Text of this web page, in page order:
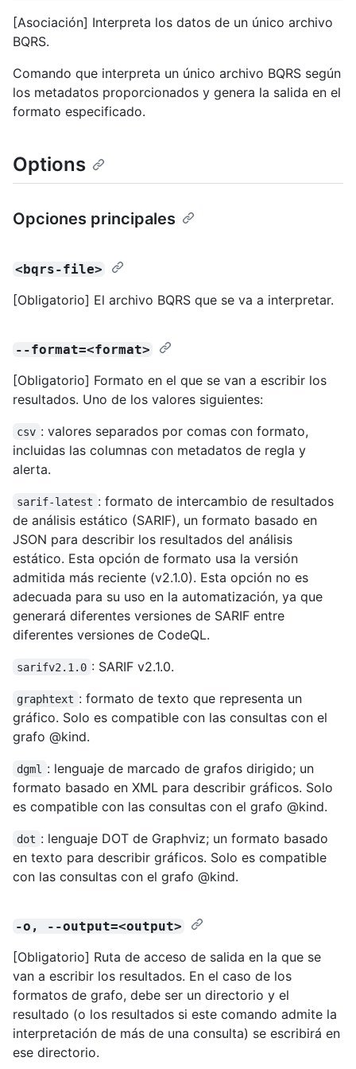
[Asociación] Interpreta los datos de un único archivo
BQRS.
Comando que interpreta un único archivo BQRS según
los metadatos proporcionados y genera la salida en el
formato especificado.
Options
Opciones principales
<bqrs-file>
[Obligatorio] El archivo BQRS que se va a interpretar.
--format=<format>
[Obligatorio] Formato en el que se van a escribir los
resultados. Uno de los valores siguientes:
csv : valores separados por comas con formato,
incluidas las columnas con metadatos de regla y
alerta.
sarif-latest : formato de intercambio de resultados
de análisis estático (SARIF), un formato basado en
JSON para describir los resultados del análisis
estático. Esta opción de formato usa la versión
admitida más reciente (v2.1.0). Esta opción no es
adecuada para su uso en la automatización, ya que
generará diferentes versiones de SARIF entre
diferentes versiones de CodeQL.
sarifv2.1.0 : SARIF v2.1.0.
graphtext : formato de texto que representa un
gráfico. Solo es compatible con las consultas con el
grafo @kind.
dgml
: lenguaje de marcado de grafos dirigido; un
formato basado en XML para describir gráficos. Solo
es compatible con las consultas con el grafo @kind.
dot : lenguaje DOT de Graphviz; un formato basado
en texto para describir gráficos. Solo es compatible
con las consultas con el grafo @kind.
-o, --output=<output>
[Obligatorio] Ruta de acceso de salida en la que se
van a escribir los resultados. En el caso de los
formatos de grafo, debe ser un directorio y el
resultado (o los resultados si este comando admite la
interpretación de más de una consulta) se escribirá en
ese directorio.